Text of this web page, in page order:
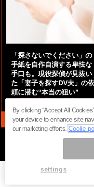
「探さないでください」の
手紙を自作自演する卑怯な
手口も。現役探偵が見抜い
た「妻子を探すDV夫」の依
頼に潜む“本当の狙い”
by 阿部泰尚『伝説の探偵』
ページ内の商標は全て商標
まぐまぐ！
By clicking “Accept All
your device to enhance site
our marketing efforts.Coolie
settings